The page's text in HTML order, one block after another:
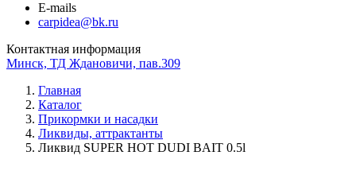
E-mails
carpidea@bk.ru
Контактная информация
Минск, ТД Ждановичи, пав.309
Главная
Каталог
Прикормки и насадки
Ликвиды, аттрактанты
Ликвид SUPER HOT DUDI BAIT 0.5l